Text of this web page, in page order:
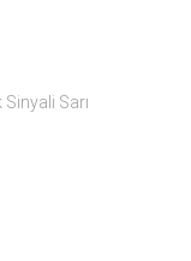
Sarı